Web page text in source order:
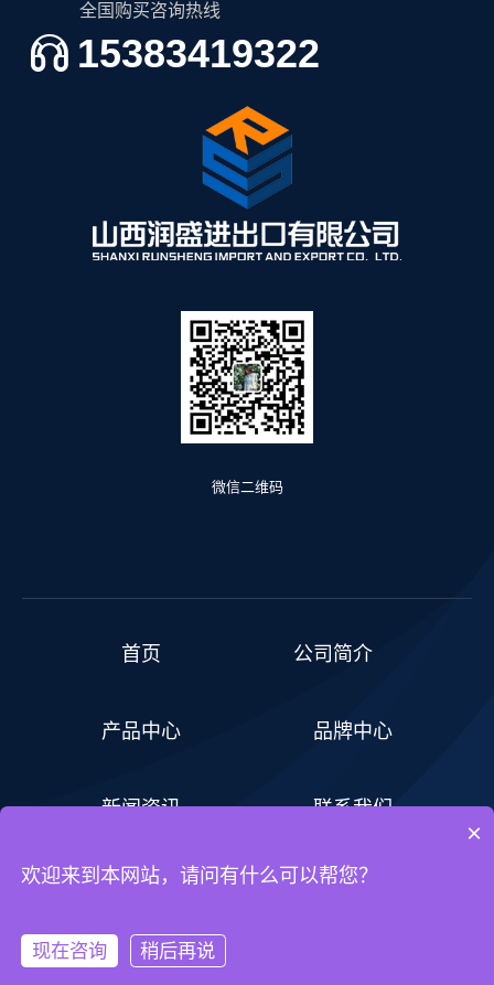
全国购买咨询热线
15383419322
微信二维码
首页 公司简介
产品中心 品牌中心
新闻资讯 联系我们
2021008479号-11网站技术支持：
×
欢迎来到本网站，请问有什么可以帮您？
现在咨询 稍后再说